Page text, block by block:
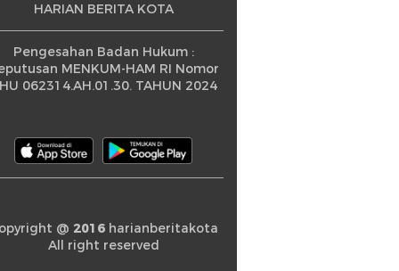
HARIAN BERITA KOTA
Pengesahan Badan Hukum :
MENKUM-HAM RI Nomor
062314.AH.01.30. TAHUN 2024
@ 2016harianberitakota
All right reserved